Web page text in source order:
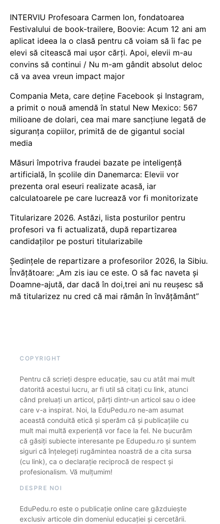
INTERVIU Profesoara Carmen Ion, fondatoarea
Festivalului de book-trailere, Boovie: Acum 12 ani am
aplicat ideea la o clasă pentru că voiam să îi fac pe
elevi să citească mai ușor cărți. Apoi, elevii m-au
convins să continui / Nu m-am gândit absolut deloc
că va avea vreun impact major
Compania Meta, care deține Facebook și Instagram,
a primit o nouă amendă în statul New Mexico: 567
milioane de dolari, cea mai mare sancțiune legată de
siguranța copiilor, primită de de gigantul social
media
Măsuri împotriva fraudei bazate pe inteligență
artificială, în școlile din Danemarca: Elevii vor
prezenta oral eseuri realizate acasă, iar
calculatoarele pe care lucrează vor fi monitorizate
Titularizare 2026. Astăzi, lista posturilor pentru
profesori va fi actualizată, după repartizarea
candidaților pe posturi titularizabile
Ședințele de repartizare a profesorilor 2026, la Sibiu.
Învățătoare: „Am zis iau ce este. O să fac naveta și
Doamne-ajută, dar dacă în doi,trei ani nu reușesc să
mă titularizez nu cred că mai rămân în învățământ”
COPYRIGHT
Pentru că scrieți despre educație, sau cu atât mai mult
datorită acestui lucru, ar fi util să citați cu link, atunci
când preluați un articol, părți dintr-un articol sau o idee
care v-a inspirat. Noi, la EduPedu.ro ne-am asumat
această conduită etică și sperăm că și publicațiile cu
mult mai multă experiență vor face la fel. Ne bucurăm
că găsiți subiecte interesante pe Edupedu.ro și suntem
siguri că înțelegeți rugămintea noastră de a cita sursa
(cu link), ca o declarație reciprocă de respect și
profesionalism. Vă mulțumim!
DESPRE NOI
EduPedu.ro este o publicație online care găzduiește
exclusiv articole din domeniul educației și cercetării.